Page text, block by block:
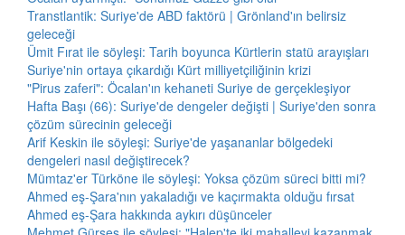
Transtlantik: Suriye'de ABD faktörü | Grönland'ın belirsiz
geleceği
Ümit Fırat ile söyleşi: Tarih boyunca Kürtlerin statü arayışları
Suriye'nin ortaya çıkardığı Kürt milliyetçiliğinin krizi
"Pirus zaferi": Öcalan'ın kehaneti Suriye de gerçekleşiyor
Hafta Başı (66): Suriye'de dengeler değişti | Suriye'den sonra
çözüm sürecinin geleceği
Arif Keskin ile söyleşi: Suriye'de yaşananlar bölgedeki
dengeleri nasıl değiştirecek?
Mümtaz'er Türköne ile söyleşi: Yoksa çözüm süreci bitti mi?
Ahmed eş-Şara'nın yakaladığı ve kaçırmakta olduğu fırsat
Ahmed eş-Şara hakkında aykırı düşünceler